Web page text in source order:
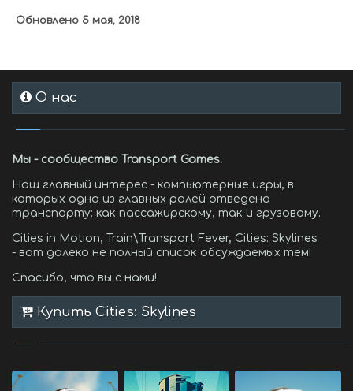
Обновлено 5 мая, 2018
О нас
Мы - сообщество Transport Games.
Наш главный интерес - компьютерные игры, в
которых одна из главных ролей отведена
транспорту: как пассажирскому, так и грузовому.
Cities in Motion, Train\Transport Fever, Cities: Skylines
- вот далеко не полный список обсуждаемых тем!
Спасибо, что вы с нами!
Купить Cities: Skylines